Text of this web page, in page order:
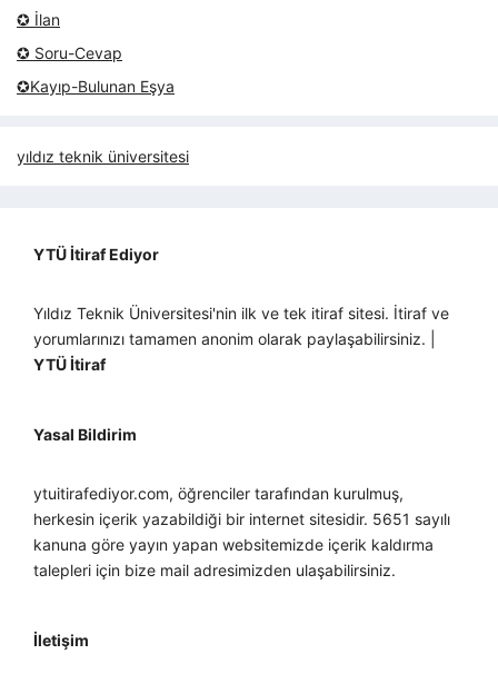
✪ İlan
✪ Soru-Cevap
✪Kayıp-Bulunan Eşya
yıldız teknik üniversitesi
YTÜ İtiraf Ediyor
Yıldız Teknik Üniversitesi'nin ilk ve tek itiraf sitesi. İtiraf ve
yorumlarınızı tamamen anonim olarak paylaşabilirsiniz. |
YTÜ İtiraf
Yasal Bildirim
ytuitirafediyor.com, öğrenciler tarafından kurulmuş,
herkesin içerik yazabildiği bir internet sitesidir. 5651 sayılı
kanuna göre yayın yapan websitemizde içerik kaldırma
talepleri için bize mail adresimizden ulaşabilirsiniz.
İletişim